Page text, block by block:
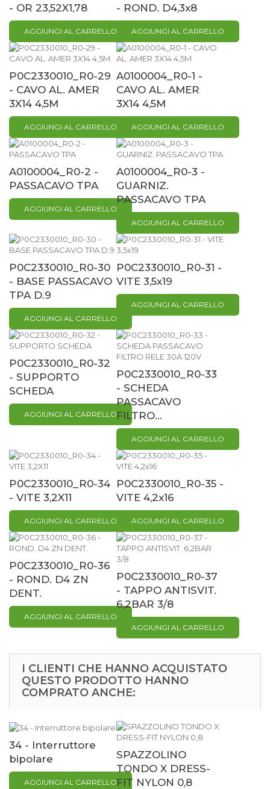
- OR 23,52X1,78
AGGIUNGI AL CARRELLO
- ROND. D4,3x8
AGGIUNGI AL CARRELLO
P0C2330010_R0-29
- CAVO AL. AMER
3X14 4,5M
AGGIUNGI AL CARRELLO
A0100004_R0-1 -
CAVO AL. AMER
3X14 4,5M
AGGIUNGI AL CARRELLO
A0100004_R0-2 -
PASSACAVO TPA
AGGIUNGI AL CARRELLO
A0100004_R0-3 -
GUARNIZ.
PASSACAVO TPA
AGGIUNGI AL CARRELLO
P0C2330010_R0-30
- BASE PASSACAVO
TPA D.9
AGGIUNGI AL CARRELLO
P0C2330010_R0-31 -
VITE 3,5x19
AGGIUNGI AL CARRELLO
P0C2330010_R0-32
- SUPPORTO
SCHEDA
AGGIUNGI AL CARRELLO
P0C2330010_R0-33
- SCHEDA
PASSACAVO
FILTRO...
AGGIUNGI AL CARRELLO
P0C2330010_R0-34
- VITE 3,2X11
AGGIUNGI AL CARRELLO
P0C2330010_R0-35 -
VITE 4,2x16
AGGIUNGI AL CARRELLO
P0C2330010_R0-36
- ROND. D4 ZN
DENT.
AGGIUNGI AL CARRELLO
P0C2330010_R0-37
- TAPPO ANTISVIT.
6,2BAR 3/8
AGGIUNGI AL CARRELLO
I CLIENTI CHE HANNO ACQUISTATO
QUESTO PRODOTTO HANNO
COMPRATO ANCHE:
34 - Interruttore
bipolare
AGGIUNGI AL CARRELLO
SPAZZOLINO
TONDO X DRESS-
FIT NYLON 0,8